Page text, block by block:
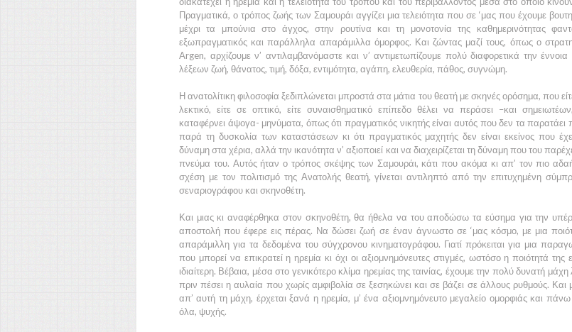
Πραγματικά, ο τρόπος ζωής των Σαμουράι αγγίζει μια τελειότητα που σε ‘μας που έχουμε
μέχρι τα μπούνια στο άγχος, στην ρουτίνα και τη μονοτονία της καθημερινότητας
εξωπραγματικός και παράλληλα απαράμιλλα όμορφος. Και ζώντας μαζί τους, όπως ο
Argen, αρχίζουμε ν’ αντιλαμβανόμαστε και ν’ αντιμετωπίζουμε πολύ διαφορετικά την
λέξεων ζωή, θάνατος, τιμή, δόξα, εντιμότητα, αγάπη, ελευθερία, πάθος, συγνώμη.
Η ανατολίτικη φιλοσοφία ξεδιπλώνεται μπροστά στα μάτια του θεατή με σκηνές ορόσημα, που
λεκτικό, είτε σε οπτικό, είτε συναισθηματικό επίπεδο θέλει να περάσει –και
καταφέρνει άψογα- μηνύματα, όπως ότι πραγματικός νικητής είναι αυτός που δεν τα παρατάει
παρά τη δυσκολία των καταστάσεων κι ότι πραγματικός μαχητής δεν είναι εκείνος που
δύναμη στα χέρια, αλλά την ικανότητα ν’ αξιοποιεί και να διαχειρίζεται τη δύναμη που του
πνεύμα του. Αυτός ήταν ο τρόπος σκέψης των Σαμουράι, κάτι που ακόμα κι απ’ τον πιο
σχέση με τον πολιτισμό της Ανατολής θεατή, γίνεται αντιληπτό από την επιτυχημένη
σεναριογράφου και σκηνοθέτη.
Και μιας κι αναφέρθηκα στον σκηνοθέτη, θα ήθελα να του αποδώσω τα εύσημα για την
αποστολή που έφερε εις πέρας. Να δώσει ζωή σε έναν άγνωστο σε ‘μας κόσμο, με μια
απαράμιλλη για τα δεδομένα του σύγχρονου κινηματογράφου. Γιατί πρόκειται για μια
που μπορεί να επικρατεί η ηρεμία κι όχι οι αξιομνημόνευτες στιγμές, ωστόσο η ποιότητά της
ιδιαίτερη. Βέβαια, μέσα στο γενικότερο κλίμα ηρεμίας της ταινίας, έχουμε την πολύ δυνατή μάχη
πριν πέσει η αυλαία που χωρίς αμφιβολία σε ξεσηκώνει και σε βάζει σε άλλους ρυθμούς. Και
απ’ αυτή τη μάχη, έρχεται ξανά η ηρεμία, μ’ ένα αξιομνημόνευτο μεγαλείο ομορφιάς και
όλα, ψυχής.